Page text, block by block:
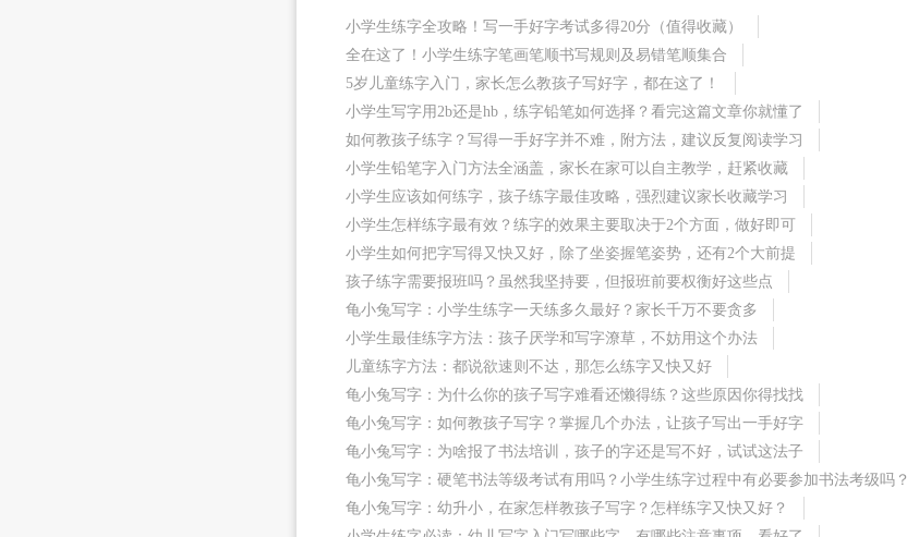
小学生练字全攻略！写一手好字考试多得20分（值得收藏）
全在这了！小学生练字笔画笔顺书写规则及易错笔顺集合
5岁儿童练字入门，家长怎么教孩子写好字，都在这了！
小学生写字用2b还是hb，练字铅笔如何选择？看完这篇文章你就懂了
如何教孩子练字？写得一手好字并不难，附方法，建议反复阅读学习
小学生铅笔字入门方法全涵盖，家长在家可以自主教学，赶紧收藏
小学生应该如何练字，孩子练字最佳攻略，强烈建议家长收藏学习
小学生怎样练字最有效？练字的效果主要取决于2个方面，做好即可
小学生如何把字写得又快又好，除了坐姿握笔姿势，还有2个大前提
孩子练字需要报班吗？虽然我坚持要，但报班前要权衡好这些点
龟小兔写字：小学生练字一天练多久最好？家长千万不要贪多
小学生最佳练字方法：孩子厌学和写字潦草，不妨用这个办法
儿童练字方法：都说欲速则不达，那怎么练字又快又好
龟小兔写字：为什么你的孩子写字难看还懒得练？这些原因你得找找
龟小兔写字：如何教孩子写字？掌握几个办法，让孩子写出一手好字
龟小兔写字：为啥报了书法培训，孩子的字还是写不好，试试这法子
龟小兔写字：硬笔书法等级考试有用吗？小学生练字过程中有必要参加书法考级吗？
龟小兔写字：幼升小，在家怎样教孩子写字？怎样练字又快又好？